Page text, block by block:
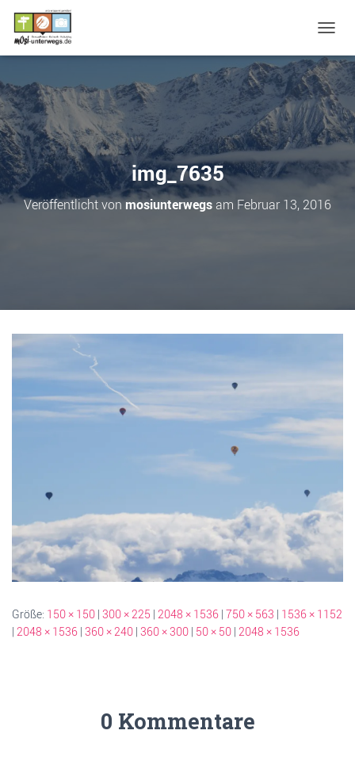
A
V
I
G
A
T
I
O
M
E
img_7635
Veröffentlicht vonmosiunterwegsam Februar 13, 2016
Größe: 150 × 150 | 300 × 225 | 2048 × 1536 | 750 × 563 | 1536 × 1152
| 2048 × 1536 | 360 × 240 | 360 × 300 | 50 × 50 | 2048 × 1536
0 Kommentare